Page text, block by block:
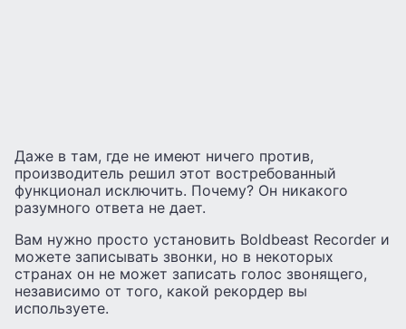
Даже в там, где не имеют ничего против,
производитель решил этот востребованный
функционал исключить. Почему? Он никакого
разумного ответа не дает.
Вам нужно просто установить Boldbeast Recorder и
можете записывать звонки, но в некоторых
странах он не может записать голос звонящего,
независимо от того, какой рекордер вы
используете.